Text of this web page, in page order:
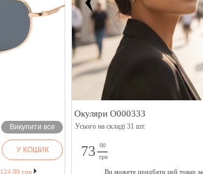
Викупити все
У КОШИК
124.80 грн
Окуляри O000333
Усього на складі 31 шт.
73
00
грн
Ви можете придбати цей товар за